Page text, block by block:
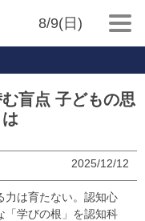
8/9(日)
む盲点 子どもの思
2025/12/12
力は育たない。認知心
「学びの根」を認知科